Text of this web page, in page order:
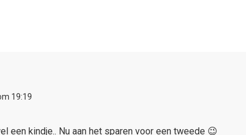
19:19
een kindje.. Nu aan het sparen voor een tweede 😉